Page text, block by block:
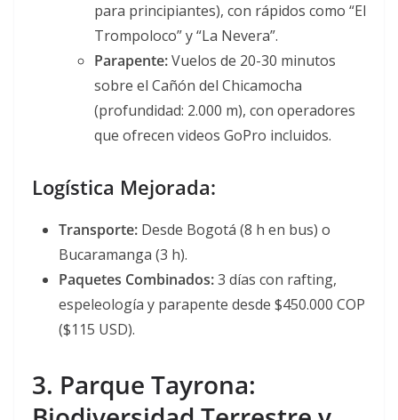
para principiantes), con rápidos como “El
Trompoloco” y “La Nevera”.
Parapente:Vuelos de 20-30 minutos
sobre el Cañón del Chicamocha
(profundidad: 2.000 m), con operadores
que ofrecen videos GoPro incluidos.
Logística Mejorada:
Transporte: Desde Bogotá (8 h en bus) o
Bucaramanga (3 h).
Paquetes Combinados:3 días con rafting,
espeleología y parapente desde $450.000 COP
($115 USD).
3. Parque Tayrona: